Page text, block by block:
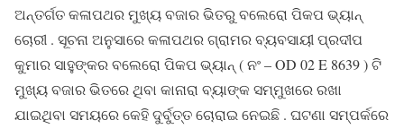
ଅନ୍ତର୍ଗତ କଳାପଥର ମୁଖ୍ୟ ବଜାର ଭିତରୁ ବଲେରୋ ପିକପ ଭ୍ୟାନ୍
ଚୋରୀ . ସୂଚନା ଅନୁସାରେ କଳାପଥର ଗ୍ରାମର ବ୍ୟବସାୟୀ ପ୍ରଦୀପ
କୁମାର ସାହୁଙ୍କର ବଲେରୋ ପିକପ ଭ୍ୟାନ୍ ( ନଂ – OD 02 E 8639 ) ଟି
ମୁଖ୍ୟ ବଜାର ଭିତରେ ଥିବା କାନାରା ବ୍ୟାଙ୍କ ସମ୍ମୁଖରେ ରଖା
ଯାଇଥିବା ସମୟରେ କେହି ଦୁର୍ବୁତ୍ତ ଚୋରାଇ ନେଇଛି . ଘଟଣା ସମ୍ପର୍କରେ